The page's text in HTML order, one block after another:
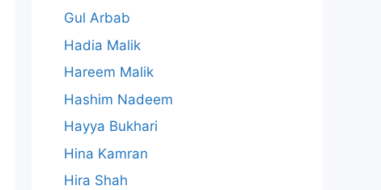
Gul Arbab
Hadia Malik
Hareem Malik
Hashim Nadeem
Hayya Bukhari
Hina Kamran
Hira Shah